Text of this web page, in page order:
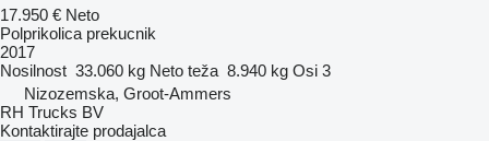
17.950 € Neto
Polprikolica prekucnik
2017
Nosilnost 33.060 kg Neto teža 8.940 kg Osi 3
Nizozemska, Groot-Ammers
RH Trucks BV
Kontaktirajte prodajalca